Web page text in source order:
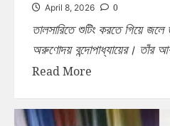
April 8, 2026 0
তালসারিতে শুটিং করতে গিয়ে
অরুণোদয় বন্দোপাধ্যায়ের। তাঁর
Read More